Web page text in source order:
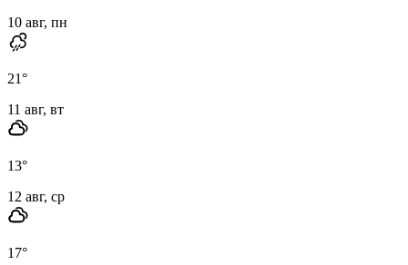
10 авг, пн
21°
11 авг, вт
13°
12 авг, ср
17°